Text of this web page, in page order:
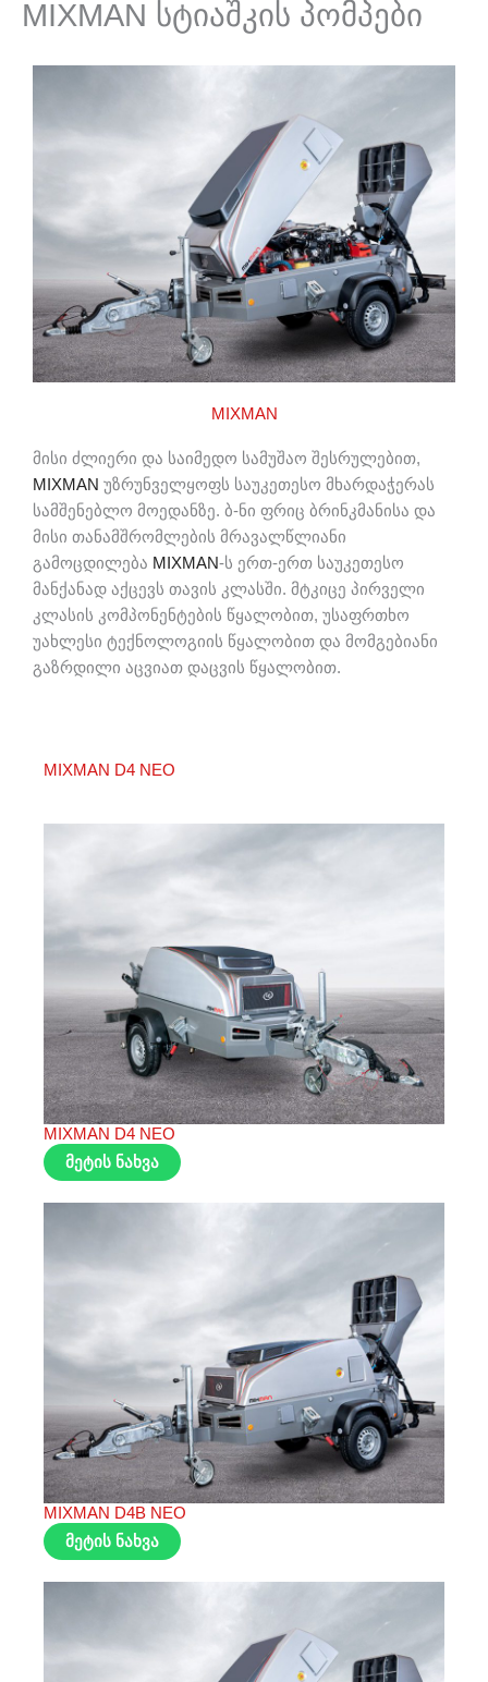
MIXMAN სტიაშკის პომპები
MIXMAN
მისი ძლიერი და საიმედო სამუშაო შესრულებით,
MIXMAN უზრუნველყოფს საუკეთესო მხარდაჭერას
სამშენებლო მოედანზე. ბ-ნი ფრიც ბრინკმანისა და
მისი თანამშრომლების მრავალწლიანი
გამოცდილება MIXMAN-ს ერთ-ერთ საუკეთესო
მანქანად აქცევს თავის კლასში. მტკიცე პირველი
კლასის კომპონენტების წყალობით, უსაფრთხო
უახლესი ტექნოლოგიის წყალობით და მომგებიანი
გაზრდილი აცვიათ დაცვის წყალობით.
MIXMAN D4 NEO
MIXMAN D4 NEO
მეტის ნახვა
MIXMAN D4B NEO
მეტის ნახვა